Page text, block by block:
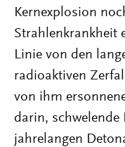
Kernexplosion
Strahlenkrankheit
Linie von den
radioaktiven
von ihm
darin,
jahrelangen